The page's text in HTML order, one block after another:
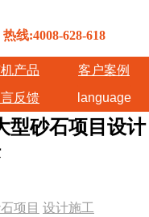
热线:4008-628-618
产品
客户案例
反馈 language
型砂石项目设计
项目 设计施工